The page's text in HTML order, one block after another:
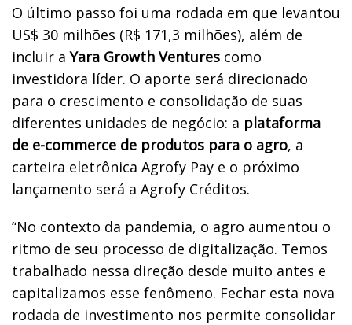
O último passo foi uma rodada em que levantou
US$ 30 milhões (R$ 171,3 milhões), além de
incluir aYara Growth Ventures como
investidora líder. O aporte será direcionado
para o crescimento e consolidação de suas
diferentes unidades de negócio: a plataforma
de e-commerce de produtos para o agro, a
carteira eletrônica Agrofy Pay e o próximo
lançamento será a Agrofy Créditos.
“No contexto da pandemia, o agro aumentou o
ritmo de seu processo de digitalização. Temos
trabalhado nessa direção desde muito antes e
capitalizamos esse fenômeno. Fechar esta nova
rodada de investimento nos permite consolidar